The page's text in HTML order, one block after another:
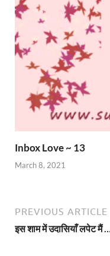
Inbox Love ~ 13
March 8, 2021
PREVIOUS ARTICLE
इस शाम में उदासियाँ लपेट मैं ….